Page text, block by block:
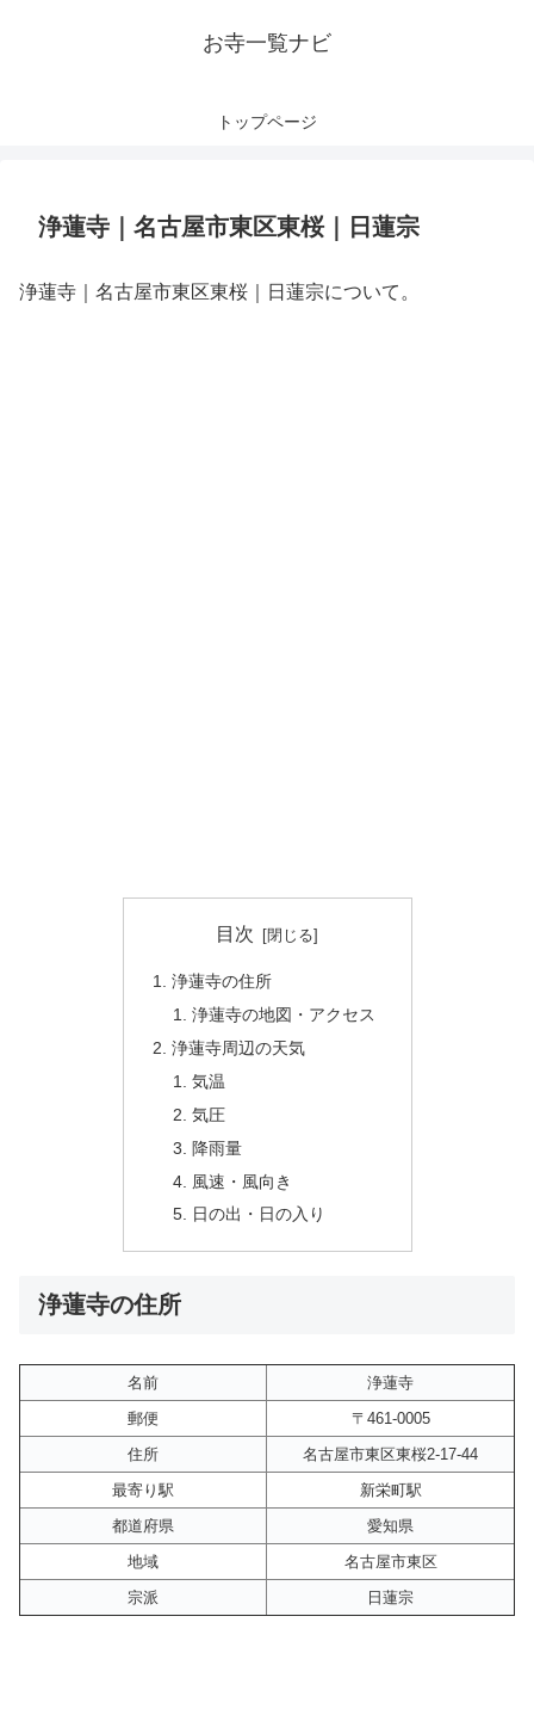
お寺一覧ナビ
トップページ
浄蓮寺｜名古屋市東区東桜｜日蓮宗
浄蓮寺｜名古屋市東区東桜｜日蓮宗について。
目次
浄蓮寺の住所
浄蓮寺の地図・アクセス
浄蓮寺周辺の天気
気温
気圧
降雨量
風速・風向き
日の出・日の入り
浄蓮寺の住所
名前
浄蓮寺
郵便
〒461-0005
住所
名古屋市東区東桜2-17-44
最寄り駅
新栄町駅
都道府県
愛知県
地域
名古屋市東区
宗派
日蓮宗